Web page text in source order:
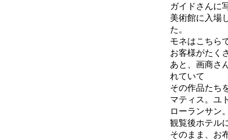
ガイドさんに
美術館に入場
た。
モネはこちら
お客様がたく
あと、画商さ
れていて
その作品たち
マティス。ユ
ローランサン
観覧後ホテル
そのまま、お